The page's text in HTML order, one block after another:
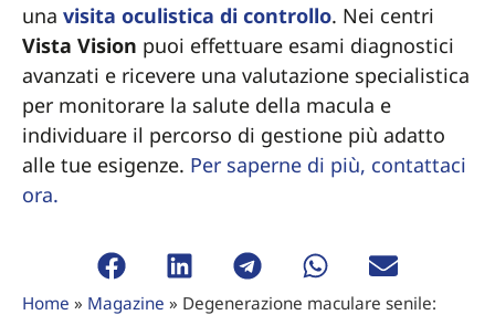
Home » Magazine » Degenerazione maculare senile:
una visita oculistica di controllo. Nei centri
Vista Vision puoi effettuare esami diagnostici
avanzati e ricevere una valutazione specialistica
per monitorare la salute della macula e
individuare il percorso di gestione più adatto
alle tue esigenze. Per saperne di più, contattaci
ora.